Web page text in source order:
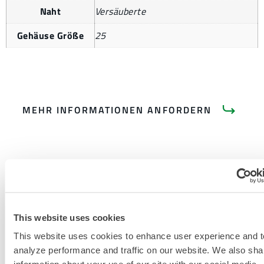
This website uses cookies
This website uses cookies to enhance user experience and
analyze performance and traffic on our website. We also
Naht
Versäuberte
Gehäuse Größe
25
MEHR INFORMATIONEN ANFORDERN
PRODUKTLITERATUR
MICROMAX NS GLOBAL PATTERN
COVERALLS DATENBLATT